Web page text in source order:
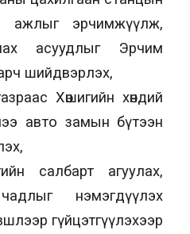
ажлыг эрчимжүүлж,
асуудлыг Эрчим
шийдвэрлэх,
Хөшигийн хөндий
авто замын бүтээн
салбарт агуулах,
нэмэгдүүлэх
гүйцэтгүүлэхээр